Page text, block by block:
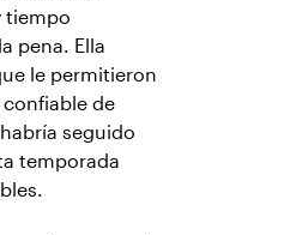
tiempo
pena. Ella
le permitieron
de
seguido
temporada